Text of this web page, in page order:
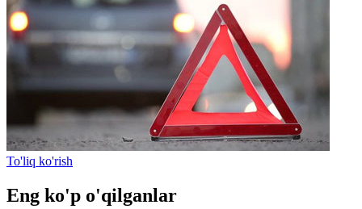
To'liq ko'rish
Eng ko'p o'qilganlar